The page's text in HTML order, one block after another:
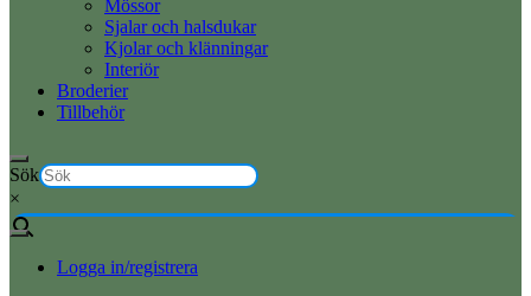
Mössor
Sjalar och halsdukar
Kjolar och klänningar
Interiör
Broderier
Tillbehör
Sök
×
Logga in/registrera